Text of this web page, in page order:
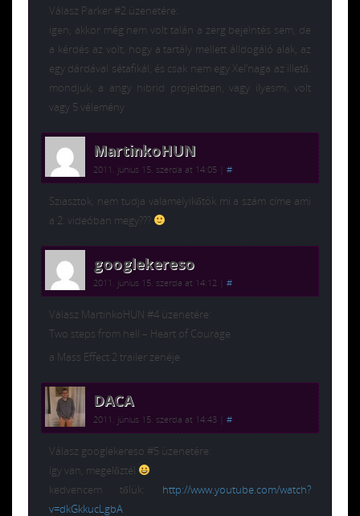
Válasz Parker #2 üzenetére:
igen, akkor még nem volt talán a zerg bejelntés sem, de
a kérdés az volt, hogy a tartály mellett álldogáló alak, az
egy dárdával sétafikál, és csak nem egy Xel’naga az illető.
mondjuk, a angy hibrid projektben, vagy ilyesmi, volt
vagy 5 vélemény
MartinkoHUN
2011. június 15. szerda at 14:05 #
Sziasztok, nem tudja valamelyikőtök mi a szám címe ami
a 2. videóban megy???
googlekereso
2011. június 15. szerda at 14:12 #
Válasz MartinkoHUN #4 üzenetére:
Two steps from hell – Heart of Courage
a Mass Effect 2 trailer zenéje
DACA
2011. június 15. szerda at 14:43 #
Válasz googlekereso #5 üzenetére:
így van, megelőztél
kedvencem tőlük: http://www.youtube.com/watch?
v=dkGkkucLgbA